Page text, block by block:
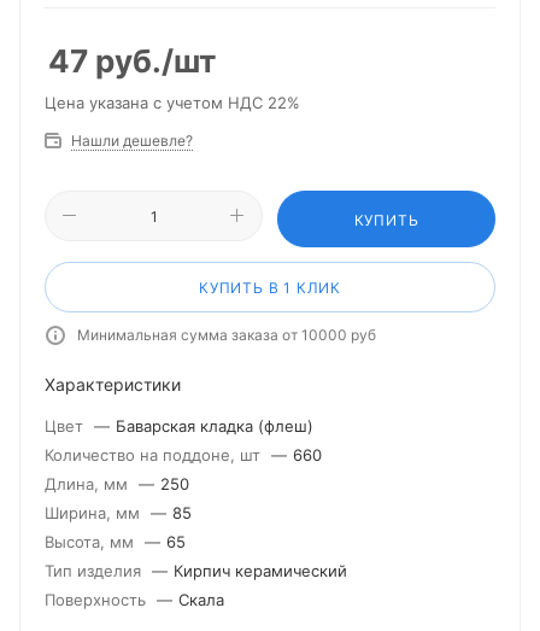
47 руб./шт
Цена указана с учетом НДС 22%
Нашли дешевле?
КУПИТЬ
КУПИТЬ В 1 КЛИК
Минимальная сумма заказа от 10000 руб
Характеристики
Цвет — Баварская кладка (флеш)
Количество на поддоне, шт — 660
Длина, мм
— 250
Ширина, мм
— 85
Высота, мм
— 65
Тип изделия — Кирпич керамический
Поверхность — Скала